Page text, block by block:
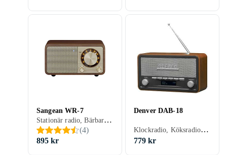
Sangean WR-7
Stationär radio, Bärbar radio, FM, AM, Batteri, Retro Radio, USB, Analog 3,5mm-ingång (Aux)
(4)
895 kr
Denver DAB-18
Klockradio, Köksradio, Stationär radio, Bärbar radio, FM, AM, DAB, DAB+, Batteri, Nätström, RDS-radio, Klockradio med alarm, Display, Retro Radio, Analog 3,5mm-ingång (Aux)
779 kr